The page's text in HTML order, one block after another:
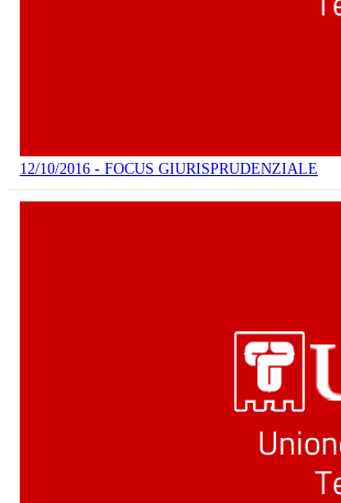
12/10/2016 - FOCUS GIURISPRUDENZIALE